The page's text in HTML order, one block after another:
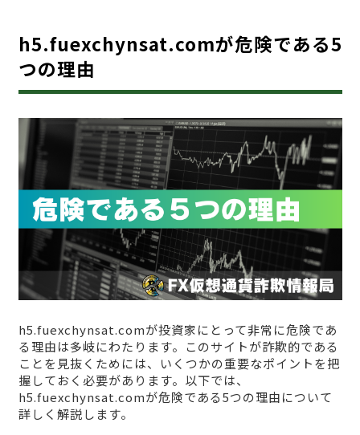
h5.fuexchynsat.comが危険である5
つの理由
h5.fuexchynsat.comが投資家にとって非常に危険であ
る理由は多岐にわたります。このサイトが詐欺的である
ことを見抜くためには、いくつかの重要なポイントを把
握しておく必要があります。以下では、
h5.fuexchynsat.comが危険である5つの理由について
詳しく解説します。